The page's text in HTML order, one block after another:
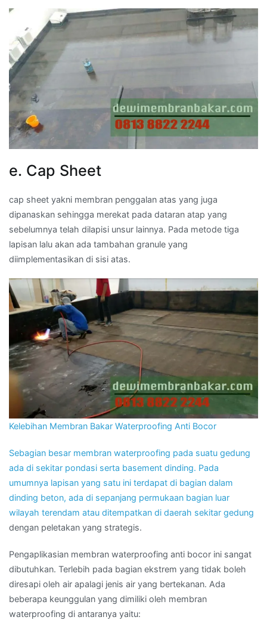
e. Cap Sheet
cap sheet yakni membran penggalan atas yang juga
dipanaskan sehingga merekat pada dataran atap yang
sebelumnya telah dilapisi unsur lainnya. Pada metode tiga
lapisan lalu akan ada tambahan granule yang
diimplementasikan di sisi atas.
Kelebihan Membran Bakar Waterproofing Anti Bocor
Sebagian besar membran waterproofing pada suatu gedung
ada di sekitar pondasi serta basement dinding. Pada
umumnya lapisan yang satu ini terdapat di bagian dalam
dinding beton, ada di sepanjang permukaan bagian luar
wilayah terendam atau ditempatkan di daerah sekitar gedung
dengan peletakan yang strategis.
Pengaplikasian membran waterproofing anti bocor ini sangat
dibutuhkan. Terlebih pada bagian ekstrem yang tidak boleh
diresapi oleh air apalagi jenis air yang bertekanan. Ada
beberapa keunggulan yang dimiliki oleh membran
waterproofing di antaranya yaitu: